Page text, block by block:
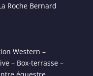
Roche Bernard
Western –
– Box-terrasse –